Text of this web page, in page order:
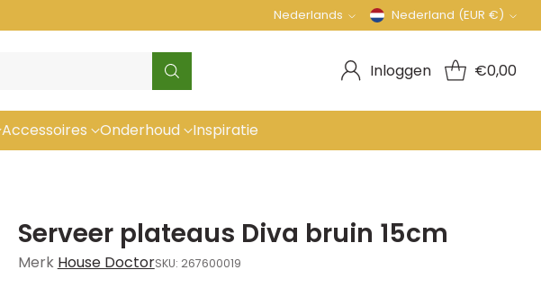
Inloggen €0,00
Accessoires Onderhoud Inspiratie
Taal
Nederlands Munteenheid
Nederland (EUR €)
Serveer plateaus Diva bruin 15cm
Merk House DoctorSKU: 267600019